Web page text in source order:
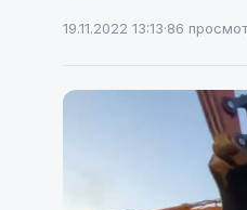
19.11.2022 13:13·86